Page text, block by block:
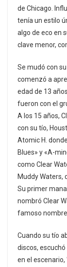
de Chicago.
tenía un estilo
algo de eco en
clave menor,
Se mudó con
comenzó a
edad de 13
fueron con el
A los 15 años,
con su tío,
Atomic H.
Blues» y «A-
como Clear
Muddy Waters,
Su primer
nombró Clear
famoso
Cuando su tío
discos,
en el escenario,